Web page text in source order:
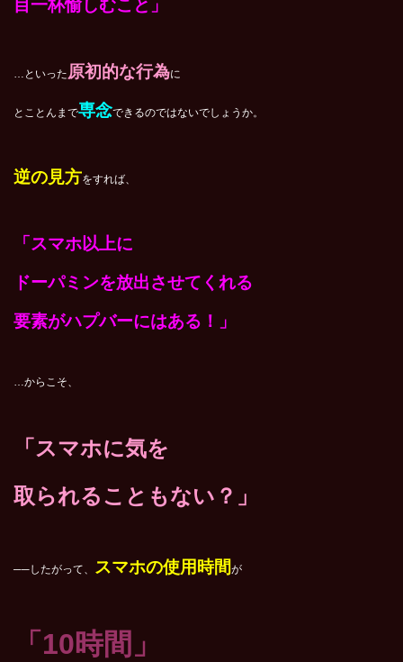
目一杯愉しむこと」
…といった原初的な行為に
とことんまで専念できるのではないでしょうか。
逆の見方をすれば、
「スマホ以上に
ドーパミンを放出させてくれる
要素がハプバーにはある！」
…からこそ、
「スマホに気を
取られることもない？」
──したがって、 スマホの使用時間が
「10時間」